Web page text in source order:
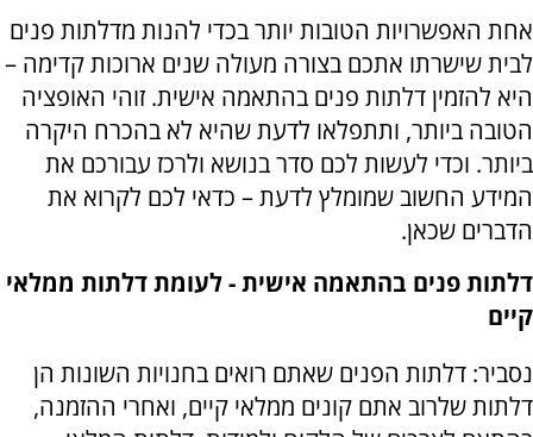
אחת האפשרויות הטובות יותר בכדי להנות מדלתות פנים
לבית שישרתו אתכם בצורה מעולה שנים ארוכות קדימה –
היא להזמין דלתות פנים בהתאמה אישית. זוהי האופציה
הטובה ביותר, ותתפלאו לדעת שהיא לא בהכרח היקרה
ביותר. וכדי לעשות לכם סדר בנושא ולרכז עבורכם את
המידע החשוב שמומלץ לדעת – כדאי לכם לקרוא את
הדברים שכאן.
דלתות פנים בהתאמה אישית - לעומת דלתות ממלאי
קיים
נסביר: דלתות הפנים שאתם רואים בחנויות השונות הן
דלתות שלרוב אתם קונים ממלאי קיים, ואחרי ההזמנה,